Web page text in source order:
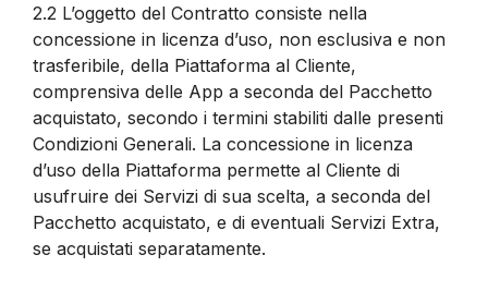
2.2 L’oggetto del Contratto consiste nella
concessione in licenza d’uso, non esclusiva e non
trasferibile, della Piattaforma al Cliente,
comprensiva delle App a seconda del Pacchetto
acquistato, secondo i termini stabiliti dalle presenti
Condizioni Generali. La concessione in licenza
d’uso della Piattaforma permette al Cliente di
usufruire dei Servizi di sua scelta, a seconda del
Pacchetto acquistato, e di eventuali Servizi Extra,
se acquistati separatamente.